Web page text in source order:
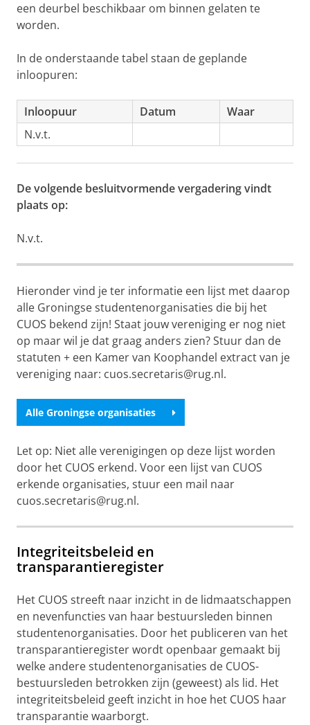
een deurbel beschikbaar om binnen gelaten te
worden.
In de onderstaande tabel staan de geplande
inloopuren:
Inloopuur Datum
Waar
N.v.t.
De volgende besluitvormende vergadering vindt
plaats op:
N.v.t.
Hieronder vind je ter informatie een lijst met daarop
alle Groningse studentenorganisaties die bij het
CUOS bekend zijn! Staat jouw vereniging er nog niet
op maar wil je dat graag anders zien? Stuur dan de
statuten + een Kamer van Koophandel extract van je
vereniging naar: cuos.secretaris@rug.nl.
Alle Groningse organisaties
Let op: Niet alle verenigingen op deze lijst worden
door het CUOS erkend. Voor een lijst van CUOS
erkende organisaties, stuur een mail naar
cuos.secretaris@rug.nl.
Integriteitsbeleid en
transparantieregister
Het CUOS streeft naar inzicht in de lidmaatschappen
en nevenfuncties van haar bestuursleden binnen
studentenorganisaties. Door het publiceren van het
transparantieregister wordt openbaar gemaakt bij
welke andere studentenorganisaties de CUOS-
bestuursleden betrokken zijn (geweest) als lid. Het
integriteitsbeleid geeft inzicht in hoe het CUOS haar
transparantie waarborgt.